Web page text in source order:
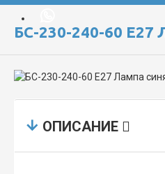
БС-230-240-60
ОПИСАНИЕ